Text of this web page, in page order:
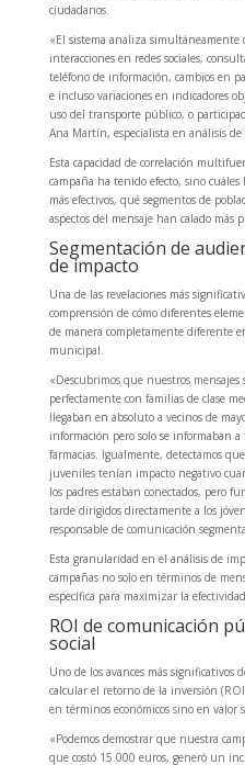
ciudadanos.
«El sistema analiza
interacciones en redes sociales,
teléfono de información, cambios en
e incluso variaciones en indicadores
uso del transporte público, o
Ana Martín, especialista en análisis
Esta capacidad de correlación
campaña ha tenido efecto, sino
más efectivos, qué segmentos de
aspectos del mensaje han calado más
Segmentación de
de impacto
Una de las revelaciones más
comprensión de cómo diferentes
de manera completamente diferente
municipal.
«Descubrimos que nuestros
perfectamente con familias de clase
llegaban en absoluto a vecinos de
información pero solo se informaban
farmacias. Igualmente, detectamos
juveniles tenían impacto negativo
los padres estaban conectados, pero
tarde dirigidos directamente a los
responsable de comunicación
Esta granularidad en el análisis de
campañas no solo en términos de
específica para maximizar la
ROI de comunicación
social
Uno de los avances más significativos
calcular el retorno de la inversión
en términos económicos sino en valor
«Podemos demostrar que nuestra
que costó 15.000 euros, generó un